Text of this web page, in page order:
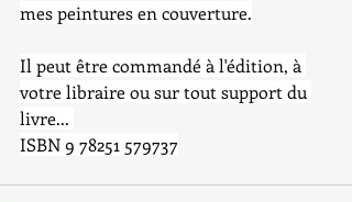
mes peintures en couverture.
Il peut être commandé à l'édition, à
votre libraire ou sur tout support du
livre...
ISBN 9 78251 579737